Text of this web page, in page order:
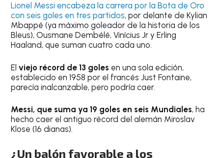
Lionel Messi encabeza la carrera por la Bota de Oro
con seis goles en tres partidos, por delante de Kylian
Mbappé (ya máximo goleador de la historia de los
Bleus), Ousmane Dembélé, Vinícius Jr y Erling
Haaland, que suman cuatro cada uno.
El viejo récord de 13 goles en una sola edición,
establecido en 1958 por el francés Just Fontaine,
parecía inalcanzable, pero podría caer.
Messi, que suma ya 19 goles en seis Mundiales, ha
hecho caer el antiguo récord del alemán Miroslav
Klose (16 dianas).
¿Un balón favorable a los